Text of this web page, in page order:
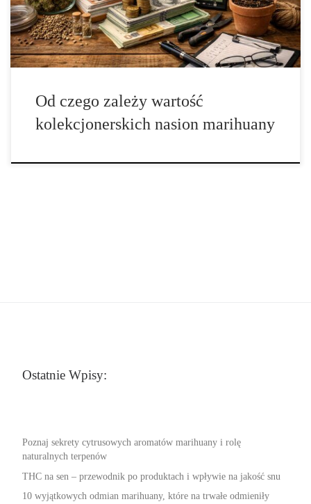
innych – świadome budowanie zbioru […]
Od czego zależy wartość
kolekcjonerskich nasion marihuany
Ostatnie Wpisy:
Poznaj sekrety cytrusowych aromatów marihuany i rolę
naturalnych terpenów
THC na sen – przewodnik po produktach i wpływie na jakość snu
10 wyjątkowych odmian marihuany, które na trwałe odmieniły